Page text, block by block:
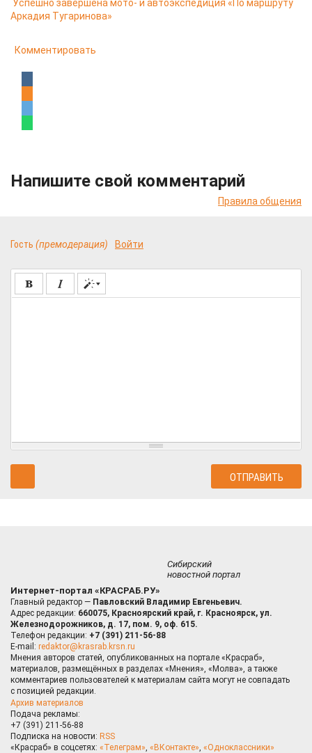
Успешно завершена мото- и автоэкспедиция «По маршруту
Аркадия Тугаринова»
Комментировать
Напишите свой комментарий
Правила общения
Гость (премодерация) Войти
Сибирский
новостной портал
Интернет-портал «КРАСРАБ.РУ»
Главный редактор — Павловский Владимир Евгеньевич.
Адрес редакции: 660075, Красноярский край, г. Красноярск, ул.
Железнодорожников, д. 17, пом. 9, оф. 615.
Телефон редакции: +7 (391) 211-56-88
E-mail: redaktor@krasrab.krsn.ru
Мнения авторов статей, опубликованных на портале «Красраб»,
материалов, размещённых в разделах «Мнения», «Молва», а также
комментариев пользователей к материалам сайта могут не совпадать
с позицией редакции.
Архив материалов
Подача рекламы:
+7 (391) 211-56-88
Подписка на новости: RSS
«Красраб» в соцсетях: «Телеграм», «ВКонтакте», «Одноклассники»